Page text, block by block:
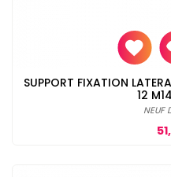
SUPPORT FIXATION
12
NEUF
Prix